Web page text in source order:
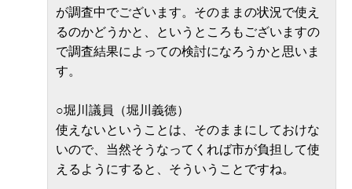
が調査中でございます。そのままの状況で使え
るのかどうかと、というところもございますの
で調査結果によっての検討になろうかと思いま
す。
○堀川議員（堀川義徳）
使えないということは、そのままにしておけな
いので、当然そうなってくれば市が負担して使
えるようにすると、そういうことですね。